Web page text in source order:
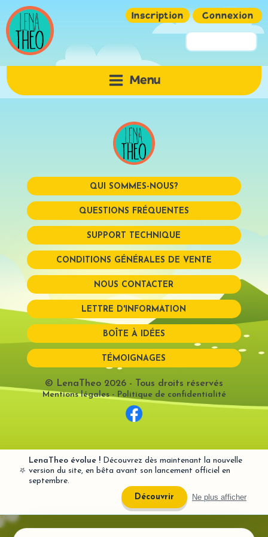
Inscription Connexion
Mot de passe
Mémoriser
Mot de passe perdu?
Menu
QUI SOMMES-NOUS?
QUESTIONS FRÉQUENTES
SUPPORT TECHNIQUE
CONDITIONS GÉNÉRALES DE VENTE
NOUS CONTACTER
LETTRE D'INFORMATION
BOÎTE À IDÉES
TÉMOIGNAGES
© LenaTheo 2026 - Tous droits réservés
Mentions légales-Politique de confidentialité
⭐
LenaTheo évolue ! Découvrez dès maintenant la nouvelle
version du site, en bêta avant son lancement officiel en
septembre.
Découvrir
Ne plus afficher